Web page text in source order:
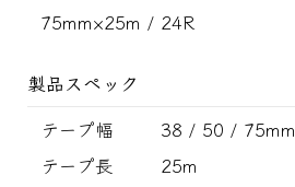
75mm×25m / 24R
製品スペック
テープ幅
38 / 50 / 75mm
テープ長
25m